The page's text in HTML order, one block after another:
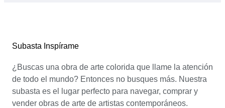
Subasta Inspírame
¿Buscas una obra de arte colorida que llame la atención
de todo el mundo? Entonces no busques más. Nuestra
subasta es el lugar perfecto para navegar, comprar y
vender obras de arte de artistas contemporáneos.